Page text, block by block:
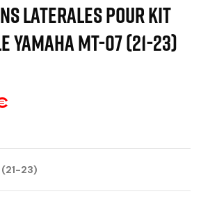
LATERALES POUR KIT
YAMAHA MT-07 (21-23)
23)